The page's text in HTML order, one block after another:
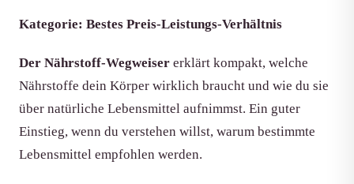
Kategorie: Bestes Preis-Leistungs-Verhältnis
Der Nährstoff-Wegweiser erklärt kompakt, welche
Nährstoffe dein Körper wirklich braucht und wie du sie
über natürliche Lebensmittel aufnimmst. Ein guter
Einstieg, wenn du verstehen willst, warum bestimmte
Lebensmittel empfohlen werden.